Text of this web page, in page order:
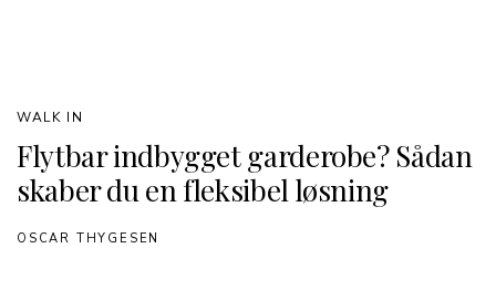
Flytbar indbygget garderobe? Sådan
skaber du en fleksibel løsning
WALK IN
OSCAR THYGESEN